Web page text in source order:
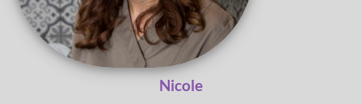
Nicole